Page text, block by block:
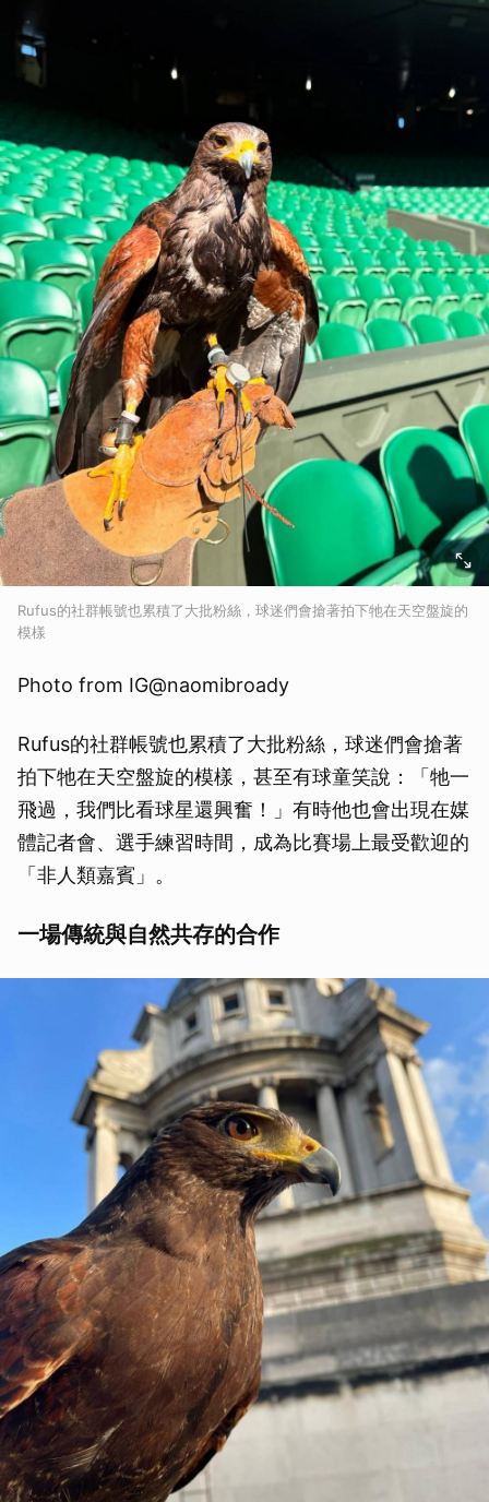
Rufus的社群帳號也累積了大批粉絲，球迷們會搶著拍下牠在天空盤旋的
模樣
Photo from IG@naomibroady
Rufus的社群帳號也累積了大批粉絲，球迷們會搶著
拍下牠在天空盤旋的模樣，甚至有球童笑說：「牠一
飛過，我們比看球星還興奮！」有時他也會出現在媒
體記者會、選手練習時間，成為比賽場上最受歡迎的
「非人類嘉賓」。
一場傳統與自然共存的合作